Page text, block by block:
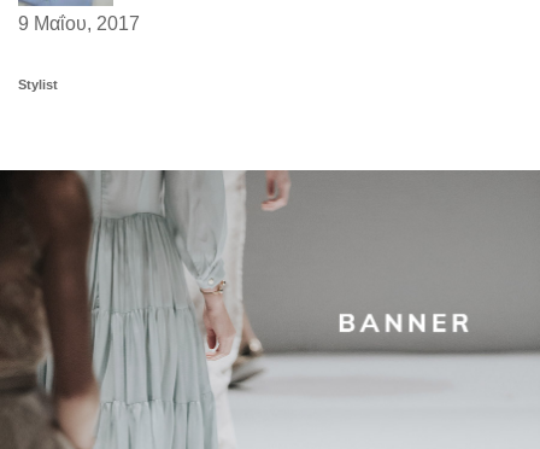
9 Μαΐου, 2017
Stylist